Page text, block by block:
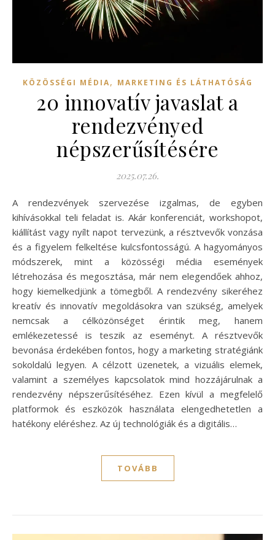
KÖZÖSSÉGI MÉDIA, MARKETING ÉS LÁTHATÓSÁG
20 innovatív javaslat a
rendezvényed
népszerűsítésére
2025.07.26.
A rendezvények szervezése izgalmas, de egyben
kihívásokkal teli feladat is. Akár konferenciát, workshopot,
kiállítást vagy nyílt napot tervezünk, a résztvevők vonzása
és a figyelem felkeltése kulcsfontosságú. A hagyományos
módszerek, mint a közösségi média események
létrehozása és megosztása, már nem elegendőek ahhoz,
hogy kiemelkedjünk a tömegből. A rendezvény sikeréhez
kreatív és innovatív megoldásokra van szükség, amelyek
nemcsak a célközönséget érintik meg, hanem
emlékezetessé is teszik az eseményt. A résztvevők
bevonása érdekében fontos, hogy a marketing stratégiánk
sokoldalú legyen. A célzott üzenetek, a vizuális elemek,
valamint a személyes kapcsolatok mind hozzájárulnak a
rendezvény népszerűsítéséhez. Ezen kívül a megfelelő
platformok és eszközök használata elengedhetetlen a
hatékony eléréshez. Az új technológiák és a digitális…
TOVÁBB